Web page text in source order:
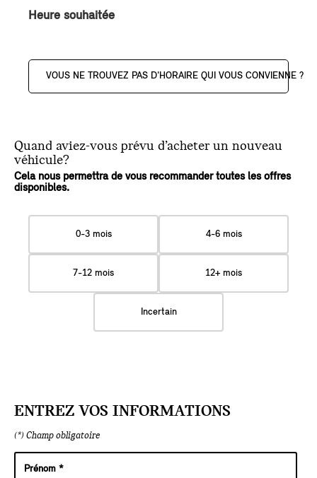
Heure souhaitée
VOUS NE TROUVEZ PAS D'HORAIRE QUI VOUS CONVIENNE ?
Quand aviez-vous prévu d’acheter un nouveau
véhicule?
Cela nous permettra de vous recommander toutes les offres
disponibles.
0-3 mois 4-6 mois
7-12 mois 12+ mois
Incertain
ENTREZ VOS INFORMATIONS
(*) Champ obligatoire